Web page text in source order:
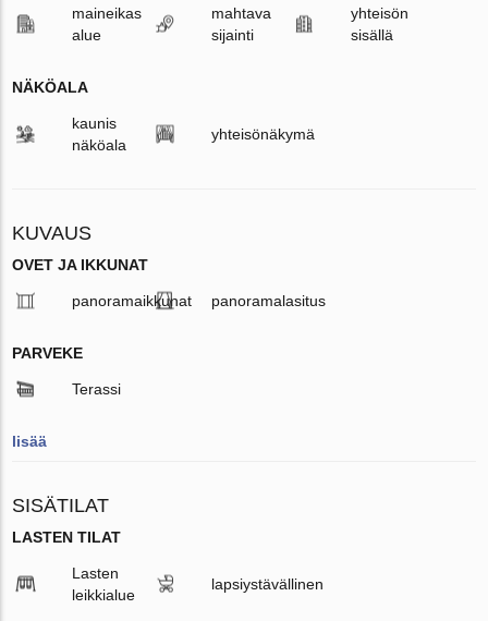
maineikas
alue
mahtava
sijainti
yhteisön
sisällä
NÄKÖALA
kaunis
näköala
yhteisönäkymä
KUVAUS
OVET JA IKKUNAT
panoramaikkunat panoramalasitus
PARVEKE
Terassi
lisää
SISÄTILAT
LASTEN TILAT
Lasten
leikkialue
lapsiystävällinen